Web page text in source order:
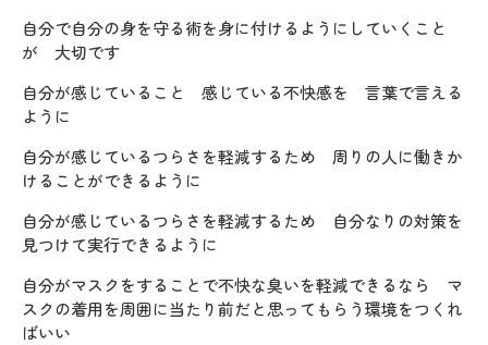
自分で自分の身を守る術を身に付けるようにしていくこと
が 大切です
自分が感じていること 感じている不快感を 言葉で言える
ように
自分が感じているつらさを軽減するため 周りの人に働きか
けることができるように
自分が感じているつらさを軽減するため 自分なりの対策を
見つけて実行できるように
自分がマスクをすることで不快な臭いを軽減できるなら マ
スクの着用を周囲に当たり前だと思ってもらう環境をつくれ
ばいい